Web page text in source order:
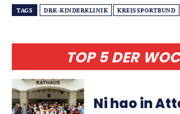
TOP 5 DER
Ni hao in
TAGS DRK-KINDERKLINIK KREISSPORTBUND